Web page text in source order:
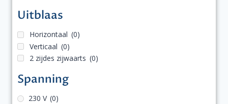
Uitblaas
Horizontaal (0)
Verticaal (0)
2 zijdes zijwaarts (0)
Spanning
230 V (0)